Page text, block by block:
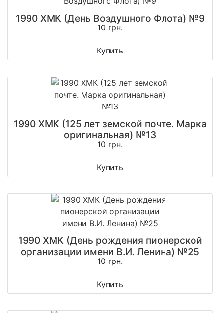
1990 ХМК (День Воздушного Флота) №9
10 грн.
Купить
1990 ХМК (125 лет земской почте. Марка
оригинальная) №13
10 грн.
Купить
1990 ХМК (День рождения пионерской
организации имени В.И. Ленина) №25
10 грн.
Купить